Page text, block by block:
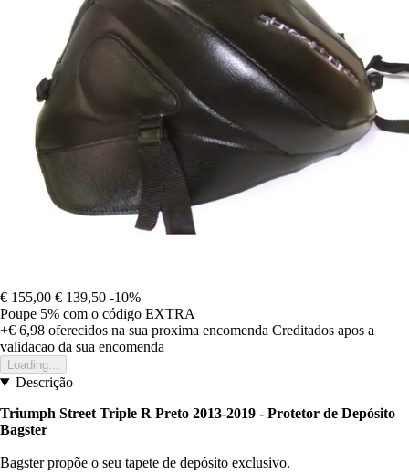
€ 155,00 € 139,50 -10%
Poupe 5% com o código EXTRA
+€ 6,98 oferecidos na sua proxima encomenda Creditados apos a
validacao da sua encomenda
Loading...
Descrição
Triumph Street Triple R Preto 2013-2019 - Protetor de Depósito
Bagster
Bagster propõe o seu tapete de depósito exclusivo.